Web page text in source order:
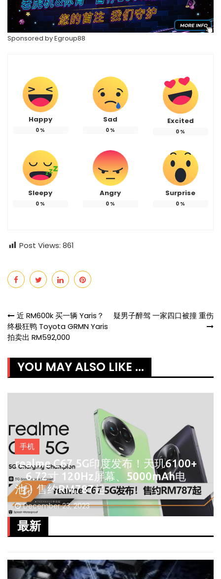
Sponsored byEgroup88
Happy
0 %
Sad
0 %
Excited
0 %
Sleepy
0 %
Angry
0 %
Surprise
0 %
Post Views: 861
Post
navigation
近 RM600k 买一辆 Yaris？
终极狂鸭 Toyota GRMN Yaris
拍卖出 RM592,000
疑男子醉驾 一家四口被撞 重伤
YOU MAY ALSO LIKE ...
手机
realme C67 5G印度发布！天玑6100+
、6.72寸 120Hz屏幕、5000mAh电
池！售约RM787起
December 23, 2023
最新